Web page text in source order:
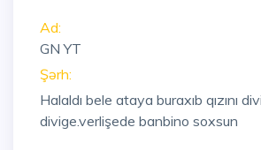
Ad:
GN YT
Şərh:
Halaldı bele ataya buraxıb qızını
divige.verlişede banbino soxsun